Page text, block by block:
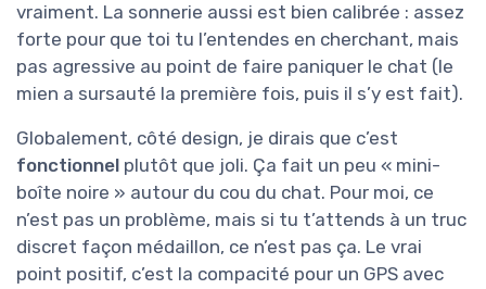
vraiment. La sonnerie aussi est bien calibrée : assez
forte pour que toi tu l’entendes en cherchant, mais
pas agressive au point de faire paniquer le chat (le
mien a sursauté la première fois, puis il s’y est fait).
Globalement, côté design, je dirais que c’est
fonctionnel plutôt que joli. Ça fait un peu « mini-
boîte noire » autour du cou du chat. Pour moi, ce
n’est pas un problème, mais si tu t’attends à un truc
discret façon médaillon, ce n’est pas ça. Le vrai
point positif, c’est la compacité pour un GPS avec